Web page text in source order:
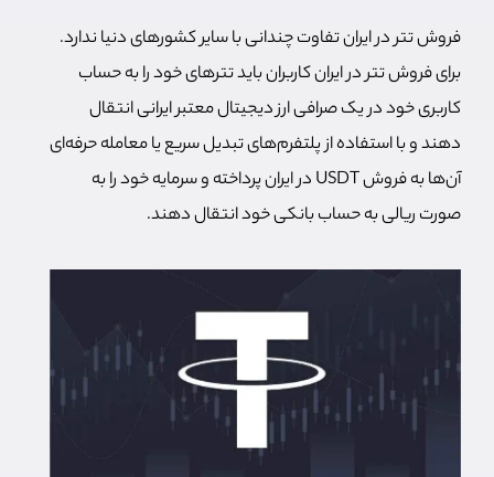
فروش تتر در ایران تفاوت چندانی با سایر کشورهای دنیا ندارد.
برای فروش تتر در ایران کاربران باید تترهای خود را به حساب
کاربری خود در یک صرافی ارز دیجیتال معتبر ایرانی انتقال
دهند و با استفاده از پلتفرم‌های تبدیل سریع یا معامله حرفه‌ای
آن‌ها به فروش USDT در ایران پرداخته و سرمایه خود را به
صورت ریالی به حساب بانکی خود انتقال دهند.